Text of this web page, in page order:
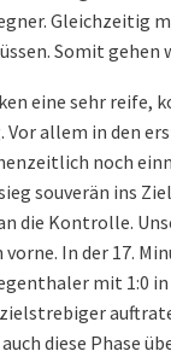
Gleichzeitig
Somit gehen
eine sehr reife,
allem in den
noch
souverän ins
die Kontrolle.
In der 17.
mit 1:0
diese Phase